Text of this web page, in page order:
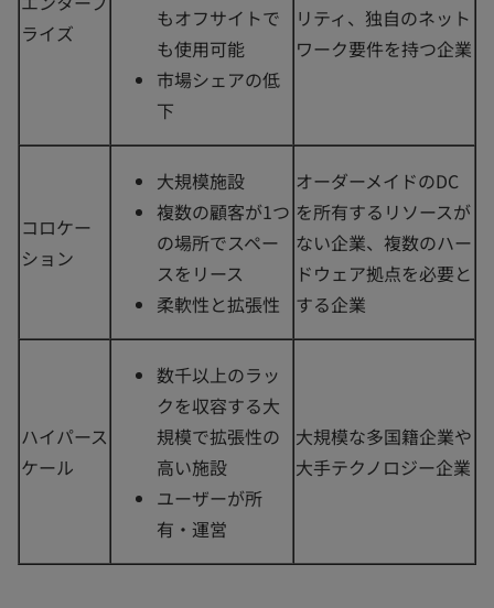
ライズ
もオフサイトで
も使用可能
市場シェアの低
下
リティ、独自のネット
ワーク要件を持つ企業
コロケー
ション
大規模施設
複数の顧客が1つ
の場所でスペー
スをリース
柔軟性と拡張性
オーダーメイドのDC
を所有するリソースが
ない企業、複数のハー
ドウェア拠点を必要と
する企業
ハイパース
ケール
数千以上のラッ
クを収容する大
規模で拡張性の
高い施設
ユーザーが所
有・運営
大規模な多国籍企業や
大手テクノロジー企業